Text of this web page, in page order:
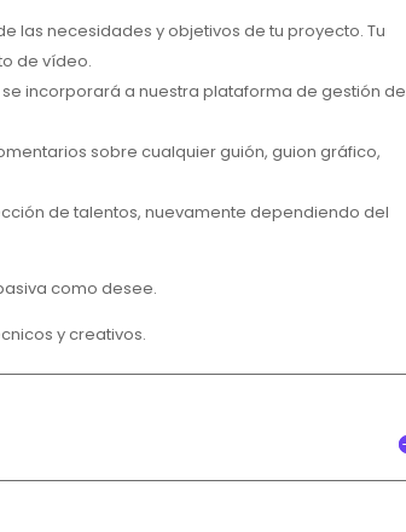
las necesidades y objetivos de tu proyecto. Tu
de vídeo.
incorporará a nuestra plataforma de gestión de
sobre cualquier guión, guion gráfico,
de talentos, nuevamente dependiendo del
como desee.
y creativos.